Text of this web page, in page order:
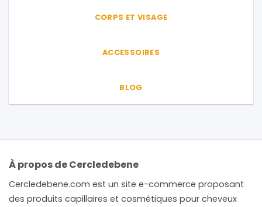
CORPS ET VISAGE
ACCESSOIRES
BLOG
À propos de Cercledebene
Cercledebene.com est un site e-commerce proposant
des produits capillaires et cosmétiques pour cheveux